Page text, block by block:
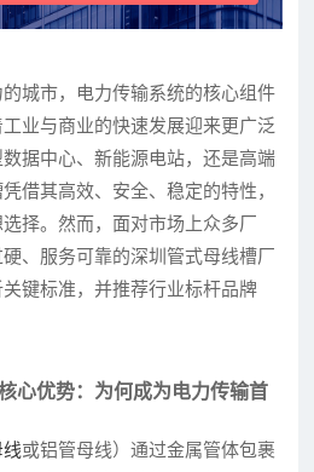
城市，电力传输系统的核心组件
业与商业的快速发展迎来更广泛
据中心、新能源电站，还是高端
借其高效、安全、稳定的特性，
择。然而，面对市场上众多厂
、服务可靠的深圳管式母线槽厂
键标准，并推荐行业标杆品牌
心优势：为何成为电力传输首
或铝管母线）通过金属管体包裹